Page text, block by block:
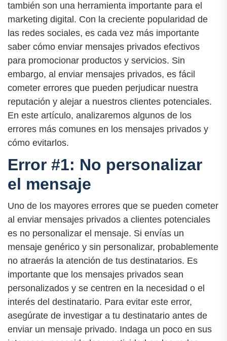
también son una herramienta importante para el
marketing digital. Con la creciente popularidad de
las redes sociales, es cada vez más importante
saber cómo enviar mensajes privados efectivos
para promocionar productos y servicios. Sin
embargo, al enviar mensajes privados, es fácil
cometer errores que pueden perjudicar nuestra
reputación y alejar a nuestros clientes potenciales.
En este artículo, analizaremos algunos de los
errores más comunes en los mensajes privados y
cómo evitarlos.
Error #1: No personalizar
el mensaje
Uno de los mayores errores que se pueden cometer
al enviar mensajes privados a clientes potenciales
es no personalizar el mensaje. Si envías un
mensaje genérico y sin personalizar, probablemente
no atraerás la atención de tus destinatarios. Es
importante que los mensajes privados sean
personalizados y se centren en la necesidad o el
interés del destinatario. Para evitar este error,
asegúrate de investigar a tu destinatario antes de
enviar un mensaje privado. Indaga un poco en sus